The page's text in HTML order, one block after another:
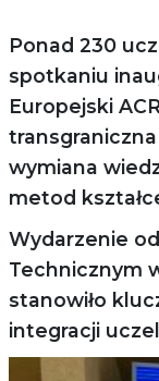
Ponad 230
spotkaniu
Europejski
wymiana
metod
Wydarzenie
Technicznym
stanowiło
integracji